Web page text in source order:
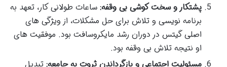
پشتکار و سخت کوشی بی وقفه: ساعات طولانی کار، تعهد به
برنامه نویسی و تلاش برای حل مشکلات، از ویژگی های
اصلی گیتس در دوران رشد مایکروسافت بود. موفقیت های
او نتیجه تلاش بی وقفه بود.
مسئولیت اجتماعی و بازگرداندن ثروت به جامعه: تبدیل